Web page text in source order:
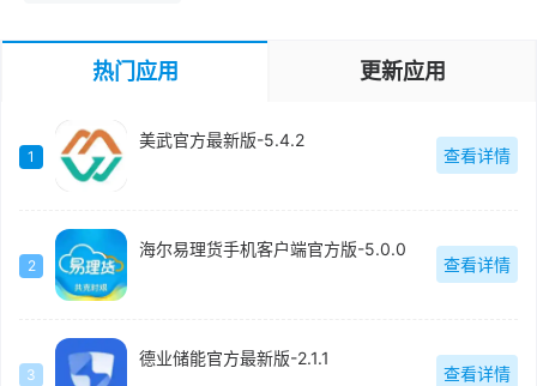
热门应用 更新应用
1
美武官方最新版-5.4.2
查看详情
2
海尔易理货手机客户端官方版-5.0.0
查看详情
3
德业储能官方最新版-2.1.1
查看详情